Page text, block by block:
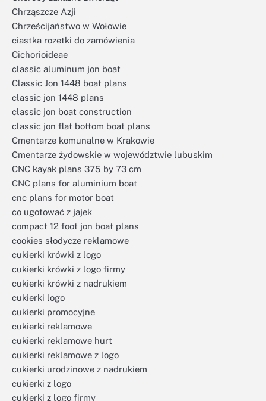
Chrząszcze Azji
Chrześcijaństwo w Wołowie
ciastka rozetki do zamówienia
Cichorioideae
classic aluminum jon boat
Classic Jon 1448 boat plans
classic jon 1448 plans
classic jon boat construction
classic jon flat bottom boat plans
Cmentarze komunalne w Krakowie
Cmentarze żydowskie w województwie lubuskim
CNC kayak plans 375 by 73 cm
CNC plans for aluminium boat
cnc plans for motor boat
co ugotować z jajek
compact 12 foot jon boat plans
cookies słodycze reklamowe
cukierki krówki z logo
cukierki krówki z logo firmy
cukierki krówki z nadrukiem
cukierki logo
cukierki promocyjne
cukierki reklamowe
cukierki reklamowe hurt
cukierki reklamowe z logo
cukierki urodzinowe z nadrukiem
cukierki z logo
cukierki z logo firmy